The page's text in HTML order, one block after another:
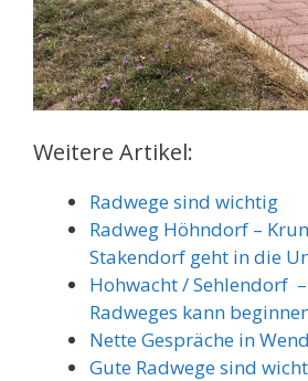
Weitere Artikel:
Radwege sind wichtig
Radweg Höhndorf –
Stakendorf geht in die
Hohwacht / Sehlendorf
Radweges kann
Nette Gespräche in
Gute Radwege sind